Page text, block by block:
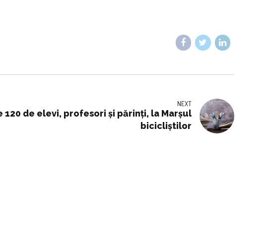
NEXT
120 de elevi, profesori și părinți, la Marșul
bicicliștilor